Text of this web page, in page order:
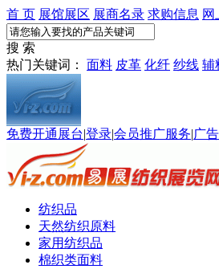
首 页 展馆展区 展商名录 求购信息 网
搜 索
热门关键词： 面料 皮革 化纤 纱线 辅
免费开通展台|登录|会员推广服务|广
纺织品
天然纺织原料
家用纺织品
棉织类面料